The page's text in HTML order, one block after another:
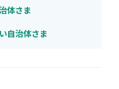
体さま
自治体さま